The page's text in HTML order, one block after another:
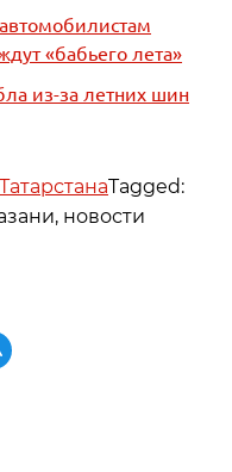
«бабьего лета»
из-за летних шин
Tagged:
новости